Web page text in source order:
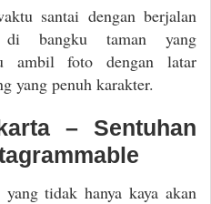
santai dengan berjalan
bangku taman yang
ambil foto dengan latar
yang penuh karakter.
– Sentuhan
tidak hanya kaya akan